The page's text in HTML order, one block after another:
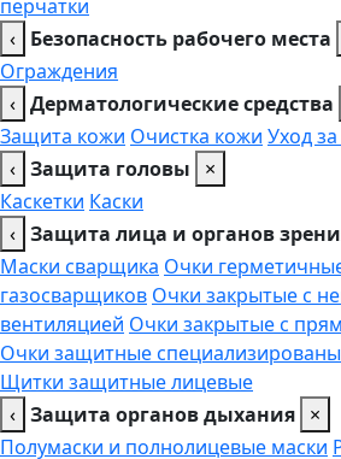
перчатки
‹ Безопасность рабочего места
Ограждения
‹ Дерматологические средства
Защита кожи Очистка кожи Уход
‹ Защита головы
×
Каскетки Каски
‹ Защита лица и органов
Маски сварщика Очки
газосварщиков Очки закрытые с
вентиляцией Очки закрытые с
Очки защитные
Щитки защитные лицевые
‹ Защита органов дыхания ×
Полумаски и полнолицевые маски